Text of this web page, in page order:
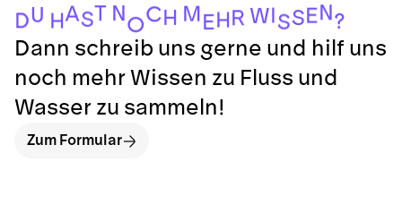
DU H AST N OC H M E H R W SS E N ?
Dann schreib uns gerne und hilf uns
noch mehr Wissen zu Fluss und
Wasser zu sammeln!
Zum Formular